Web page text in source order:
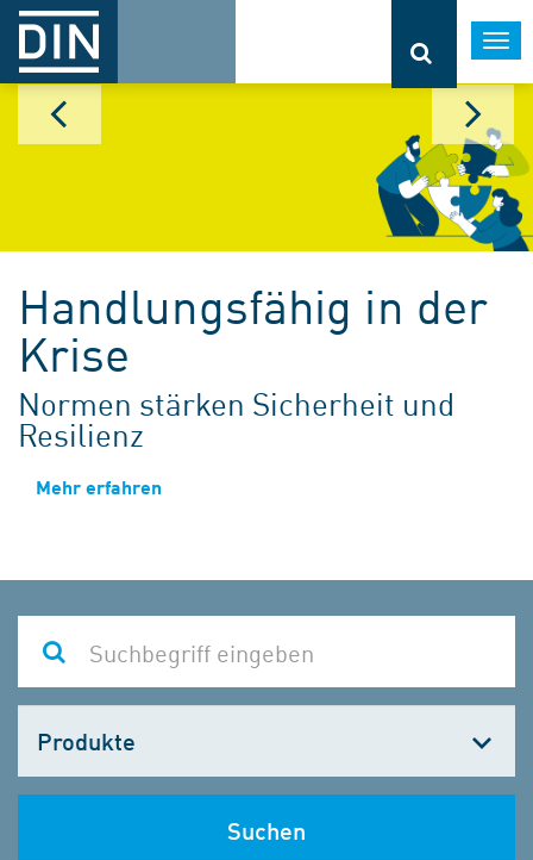
Handlungsfähig in der
Krise
Normen stärken Sicherheit und
Resilienz
Mehr erfahren
wählen
Suchen